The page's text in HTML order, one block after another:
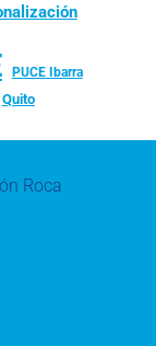
PUCE Ibarra
Quito
Roca